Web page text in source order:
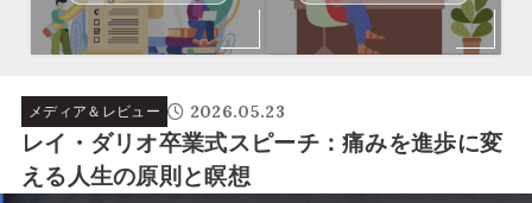
メディア＆レビュー 2026.05.23
レイ・ダリオ卒業式スピーチ：痛みを進歩に変
える人生の原則と瞑想